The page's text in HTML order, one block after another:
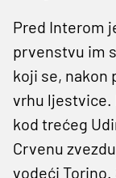
Pred Interom
prvenstvu im
koji se, nakon
vrhu ljestvice.
kod trećeg
Crvenu
vodeći Torino.